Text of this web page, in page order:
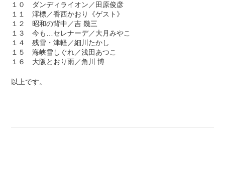
１０ ダンディライオン／田原俊彦
１１ 澪標／香西かおり《ゲスト》
１２ 昭和の背中／吉 幾三
１３ 今も…セレナーデ／大月みやこ
１４ 残雪・津軽／細川たかし
１５ 海峡雪しぐれ／浅田あつこ
１６ 大阪とおり雨／角川 博
以上です。